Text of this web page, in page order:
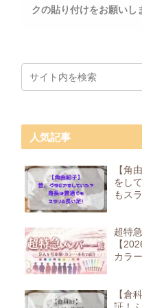
クの貼り付けをお願いし
人気記事
【角
をし
もス
超特
【
カラ
【倉